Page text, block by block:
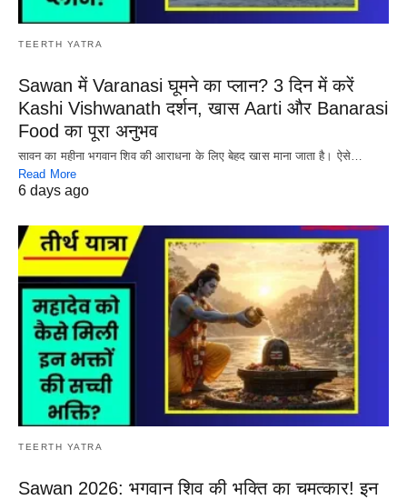
TEERTH YATRA
Sawan में Varanasi घूमने का प्लान? 3 दिन में करें
Kashi Vishwanath दर्शन, खास Aarti और Banarasi
Food का पूरा अनुभव
सावन का महीना भगवान शिव की आराधना के लिए बेहद खास माना जाता है। ऐसे…
Read More
6 days ago
TEERTH YATRA
Sawan 2026: भगवान शिव की भक्ति का चमत्कार! इन